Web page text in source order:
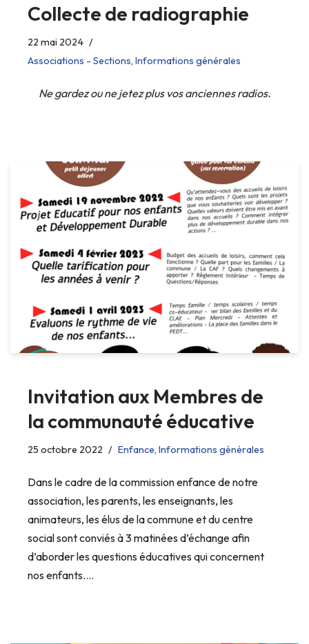
Collecte de radiographie
22 mai 2024
Associations - Sections, Informations générales
Ne gardez ou ne jetez plus vos anciennes radios.
Invitation aux Membres de
la communauté éducative
25 octobre 2022 Enfance, Informations générales
Dans le cadre de la commission enfance de notre
association, les parents, les enseignants, les
animateurs, les élus de la commune et du centre
social sont conviés à 3 matinées d’échange afin
d’aborder les questions éducatives qui concernent
nos enfants.…